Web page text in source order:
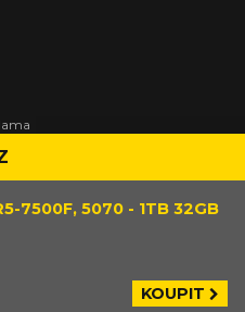
7500F, 5070 - 1TB 32GB
KOUPIT